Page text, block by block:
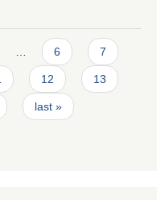
6 7
12 13
last »